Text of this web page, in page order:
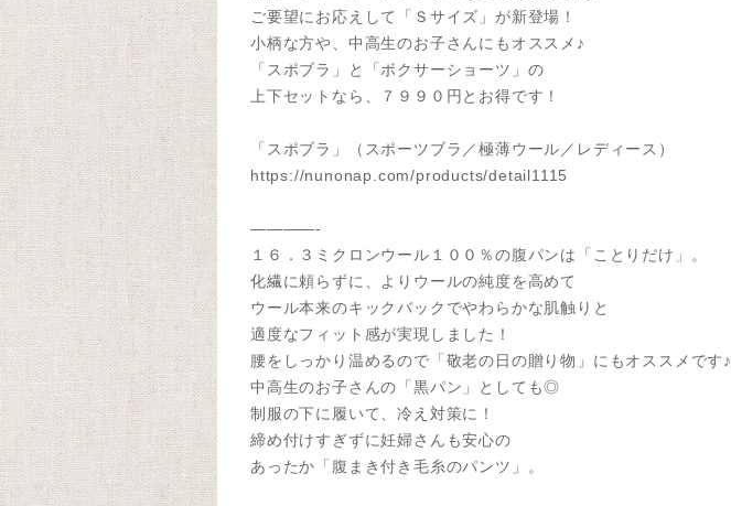
ご要望にお応えして「Ｓサイズ」が新登場！
小柄な方や、中高生のお子さんにもオススメ♪
「スポブラ」と「ボクサーショーツ」の
上下セットなら、７９９０円とお得です！
「スポブラ」（スポーツブラ／極薄ウール／レディース）
https://nunonap.com/products/detail1115
————-
１６．３ミクロンウール１００％の腹パンは「ことりだけ」。
化繊に頼らずに、よりウールの純度を高めて
ウール本来のキックバックでやわらかな肌触りと
適度なフィット感が実現しました！
腰をしっかり温めるので「敬老の日の贈り物」にもオススメです♪
中高生のお子さんの「黒パン」としても◎
制服の下に履いて、冷え対策に！
締め付けすぎずに妊婦さんも安心の
あったか「腹まき付き毛糸のパンツ」。